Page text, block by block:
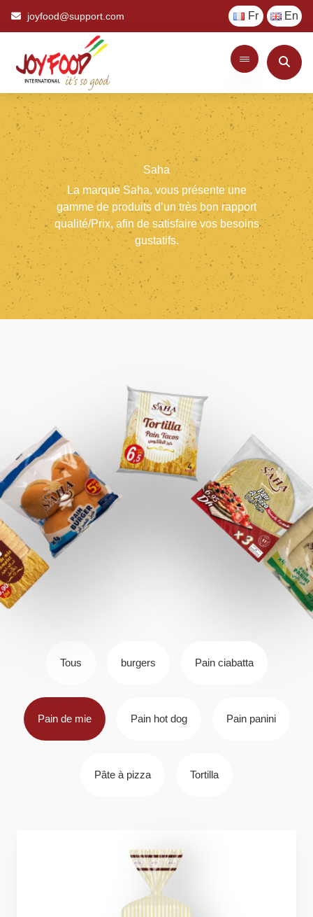
joyfood@support.com Fr En
Saha
La marque Saha, vous présente une
gamme de produits d’un très bon rapport
qualité/Prix, afin de satisfaire vos besoins
gustatifs.
Tous burgers Pain ciabatta
Pain de mie Pain hot dog Pain panini
Pâte à pizza Tortilla